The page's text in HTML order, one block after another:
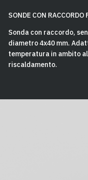
SONDE CON
Sonda con raccordo,
diametro 4x40 mm.
temperatura in ambito
riscaldamento.